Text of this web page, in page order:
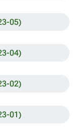
05)
04)
02)
01)